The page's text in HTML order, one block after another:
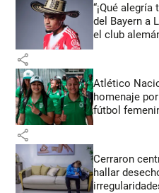
“¡Qué
del Bayern a
el club
share
Atlético
homenaje
fútbol
share
Cerraron
hallar